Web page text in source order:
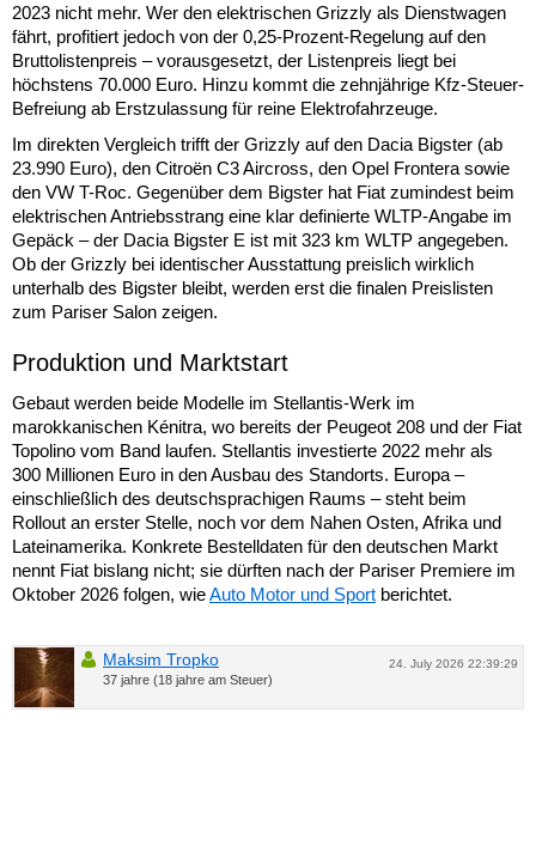
2023 nicht mehr. Wer den elektrischen Grizzly als Dienstwagen
fährt, profitiert jedoch von der 0,25-Prozent-Regelung auf den
Bruttolistenpreis – vorausgesetzt, der Listenpreis liegt bei
höchstens 70.000 Euro. Hinzu kommt die zehnjährige Kfz-Steuer-
Befreiung ab Erstzulassung für reine Elektrofahrzeuge.
Im direkten Vergleich trifft der Grizzly auf den Dacia Bigster (ab
23.990 Euro), den Citroën C3 Aircross, den Opel Frontera sowie
den VW T-Roc. Gegenüber dem Bigster hat Fiat zumindest beim
elektrischen Antriebsstrang eine klar definierte WLTP-Angabe im
Gepäck – der Dacia Bigster E ist mit 323 km WLTP angegeben.
Ob der Grizzly bei identischer Ausstattung preislich wirklich
unterhalb des Bigster bleibt, werden erst die finalen Preislisten
zum Pariser Salon zeigen.
Produktion und Marktstart
Gebaut werden beide Modelle im Stellantis-Werk im
marokkanischen Kénitra, wo bereits der Peugeot 208 und der Fiat
Topolino vom Band laufen. Stellantis investierte 2022 mehr als
300 Millionen Euro in den Ausbau des Standorts. Europa –
einschließlich des deutschsprachigen Raums – steht beim
Rollout an erster Stelle, noch vor dem Nahen Osten, Afrika und
Lateinamerika. Konkrete Bestelldaten für den deutschen Markt
nennt Fiat bislang nicht; sie dürften nach der Pariser Premiere im
Oktober 2026 folgen, wieAuto Motor und Sport berichtet.
24. July 2026 22:39:29
Maksim Tropko
37 jahre (18 jahre am Steuer)